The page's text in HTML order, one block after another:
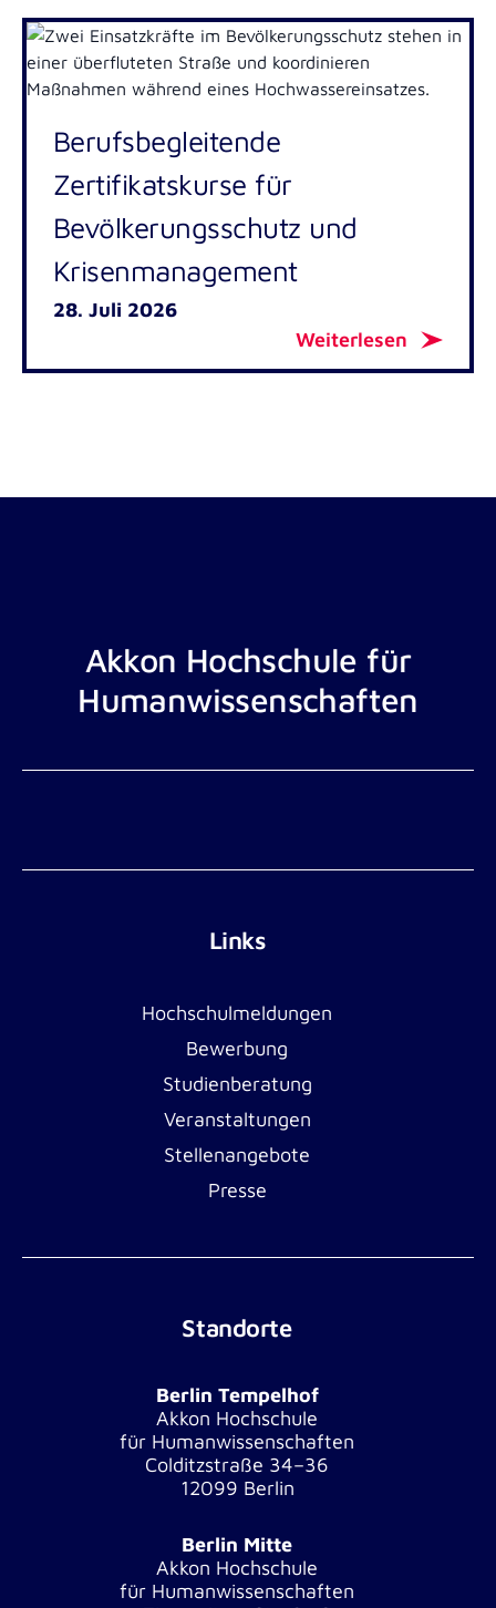
Berufsbegleitende
Zertifikatskurse für
Bevölkerungsschutz und
Krisenmanagement
28. Juli 2026
Weiterlesen
Akkon Hochschule für
Humanwissenschaften
Links
Hochschulmeldungen
Bewerbung
Studienberatung
Veranstaltungen
Stellenangebote
Presse
Standorte
Berlin Tempelhof
Akkon Hochschule
für Humanwissenschaften
Colditzstraße 34–36
12099 Berlin
Berlin Mitte
Akkon Hochschule
für Humanwissenschaften